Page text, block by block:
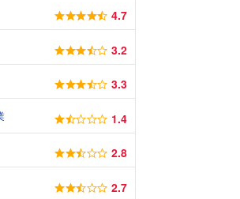
4.7
3.2
3.3
1.4
2.8
2.7